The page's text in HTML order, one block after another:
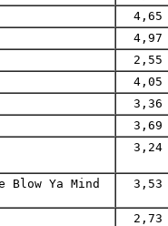
4,65
4,97
2,55
4,05
3,36
3,69
3,24
Ya Mind
3,53
2,73